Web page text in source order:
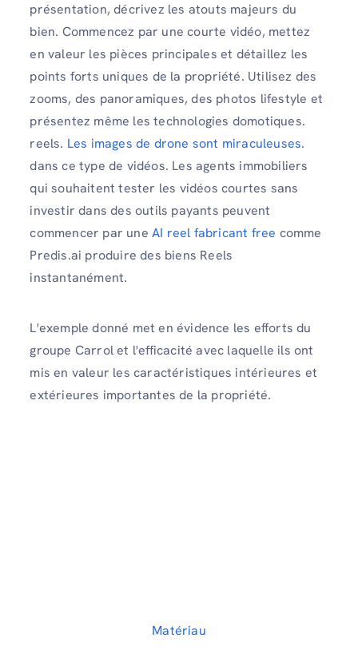
présentation, décrivez les atouts majeurs du
bien. Commencez par une courte vidéo, mettez
en valeur les pièces principales et détaillez les
points forts uniques de la propriété. Utilisez des
zooms, des panoramiques, des photos lifestyle et
présentez même les technologies domotiques.
reels. Les images de drone sont miraculeuses.
dans ce type de vidéos. Les agents immobiliers
qui souhaitent tester les vidéos courtes sans
investir dans des outils payants peuvent
commencer par une AI reel fabricant free comme
Predis.ai produire des biens Reels
instantanément.
L'exemple donné met en évidence les efforts du
groupe Carrol et l'efficacité avec laquelle ils ont
mis en valeur les caractéristiques intérieures et
extérieures importantes de la propriété.
Matériau